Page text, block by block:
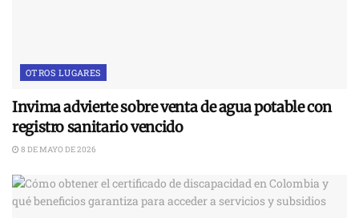
OTROS LUGARES
Invima advierte sobre venta de agua potable con
registro sanitario vencido
8 DE MAYO DE 2026